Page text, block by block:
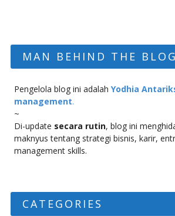
MAN BEHIND THE BLOG
Pengelola blog ini adalah Yodhia
management.
~
Di-update secara rutin, blog ini
maknyus tentang strategi bisnis, karir,
management skills.
CATEGORIES